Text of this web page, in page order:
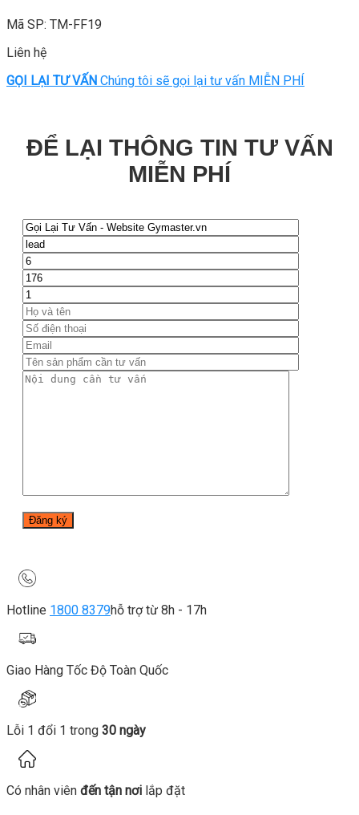
Mã SP: TM-FF19
Liên hệ
GỌI LẠI TƯ VẤN Chúng tôi sẽ gọi lại tư vấn MIỄN PHÍ
ĐỂ LẠI THÔNG TIN TƯ VẤN
MIỄN PHÍ
Hotline 1800 8379hỗ trợ từ 8h - 17h
Giao Hàng Tốc Độ Toàn Quốc
Lỗi 1 đổi 1 trong 30 ngày
Có nhân viên đến tận nơi lắp đặt